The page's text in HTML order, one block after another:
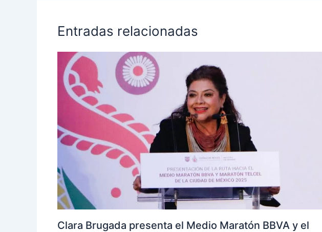
Entradas relacionadas
Clara Brugada presenta el Medio Maratón BBVA y el